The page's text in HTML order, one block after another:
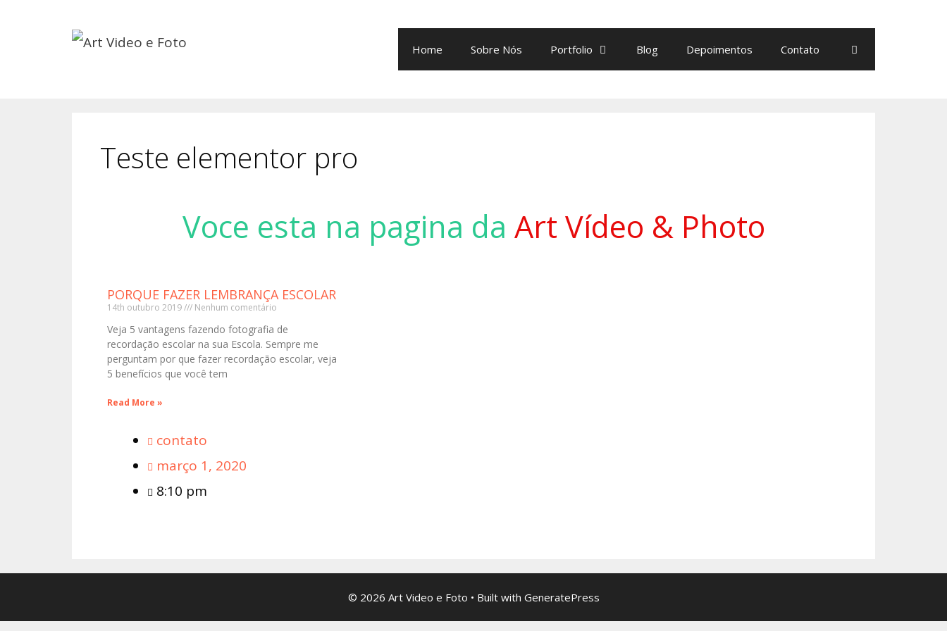
Home Sobre Nós Portfolio Blog Depoimentos Contato
Teste elementor pro
Voce esta na pagina da Art Vídeo & Photo
PORQUE FAZER LEMBRANÇA ESCOLAR
14th outubro 2019 Nenhum comentário
Veja 5 vantagens fazendo fotografia de
recordação escolar na sua Escola. Sempre me
perguntam por que fazer recordação escolar, veja
5 benefícios que você tem
Read More »
contato
março 1, 2020
8:10 pm
© 2026 Art Video e Foto • Built with GeneratePress